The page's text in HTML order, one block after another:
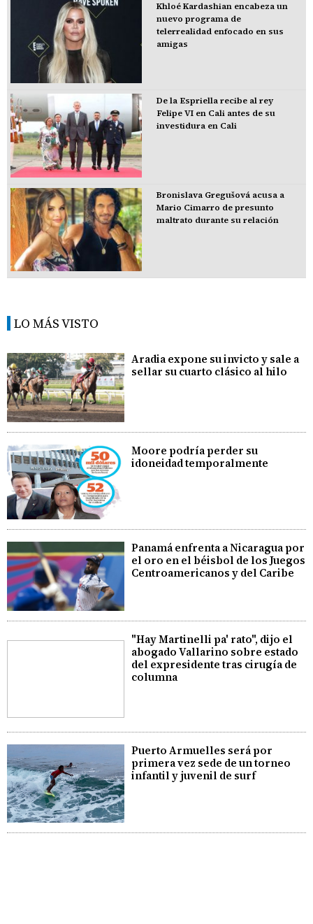
Khloé Kardashian encabeza un
nuevo programa de
telerrealidad enfocado en sus
amigas
De la Espriella recibe al rey
Felipe VI en Cali antes de su
investidura en Cali
Bronislava Gregušová acusa a
Mario Cimarro de presunto
maltrato durante su relación
LO MÁS VISTO
Aradia expone su invicto y sale a
sellar su cuarto clásico al hilo
Moore podría perder su
idoneidad temporalmente
Panamá enfrenta a Nicaragua por
el oro en el béisbol de los Juegos
Centroamericanos y del Caribe
"Hay Martinelli pa' rato", dijo el
abogado Vallarino sobre estado
del expresidente tras cirugía de
columna
Puerto Armuelles será por
primera vez sede de un torneo
infantil y juvenil de surf